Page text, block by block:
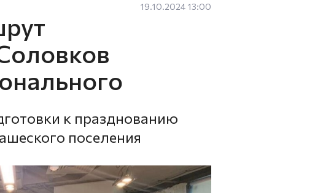
19.10.2024 13:00
к празднованию
поселения